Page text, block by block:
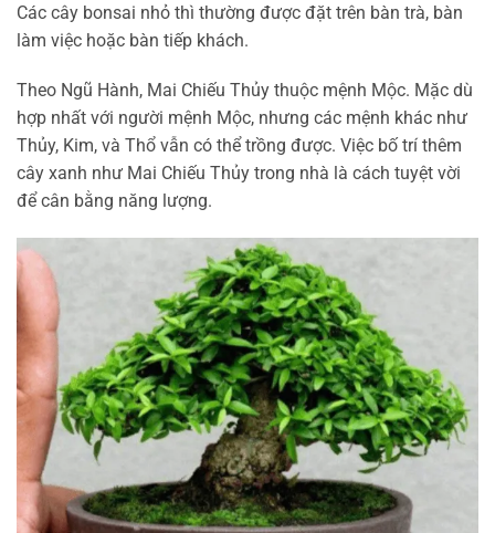
Các cây bonsai nhỏ thì thường được đặt trên bàn trà, bàn
làm việc hoặc bàn tiếp khách.
Theo Ngũ Hành, Mai Chiếu Thủy thuộc mệnh Mộc. Mặc dù
hợp nhất với người mệnh Mộc, nhưng các mệnh khác như
Thủy, Kim, và Thổ vẫn có thể trồng được. Việc bố trí thêm
cây xanh như Mai Chiếu Thủy trong nhà là cách tuyệt vời
để cân bằng năng lượng.